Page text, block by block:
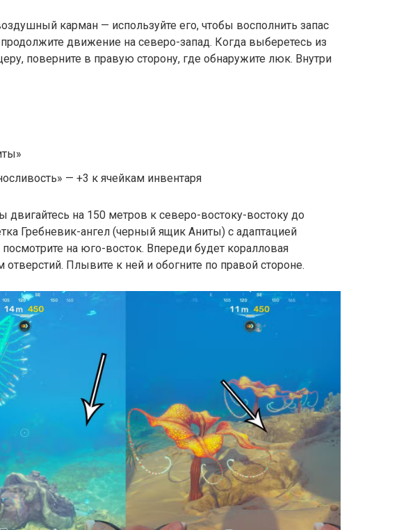
карман — используйте его, чтобы восполнить запас
движение на северо-запад. Когда выберетесь из
поверните в правую сторону, где обнаружите люк. Внутри
— +3 к ячейкам инвентаря
двигайтесь на 150 метров к северо-востоку-востоку до
Гребневик-ангел (черный ящик Аниты) с адаптацией
на юго-восток. Впереди будет коралловая
отверстий. Плывите к ней и обогните по правой стороне.